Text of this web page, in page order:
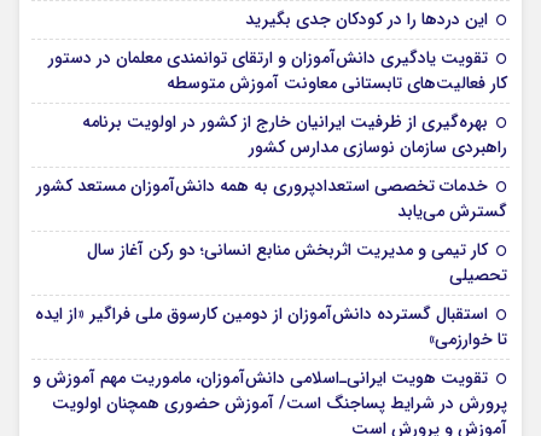
این درد‌ها را در کودکان جدی بگیرید
تقویت یادگیری دانش‌آموزان و ارتقای توانمندی معلمان در دستور
کار فعالیت‌های تابستانی معاونت آموزش متوسطه
بهره‌گیری از ظرفیت ایرانیان خارج از کشور در اولویت برنامه
راهبردی سازمان نوسازی مدارس کشور
خدمات تخصصی استعدادپروری به همه دانش‌آموزان مستعد کشور
گسترش می‌یابد
کار تیمی و مدیریت اثربخش منابع انسانی؛ دو رکن آغاز سال
تحصیلی
استقبال گسترده دانش‌آموزان از دومین کارسوق ملی فراگیر «از ایده
تا خوارزمی»
تقویت هویت ایرانی‌ـ‌اسلامی دانش‌آموزان، ماموریت مهم آموزش و
پرورش در شرایط پساجنگ است/ آموزش حضوری همچنان اولویت
آموزش و پرورش است